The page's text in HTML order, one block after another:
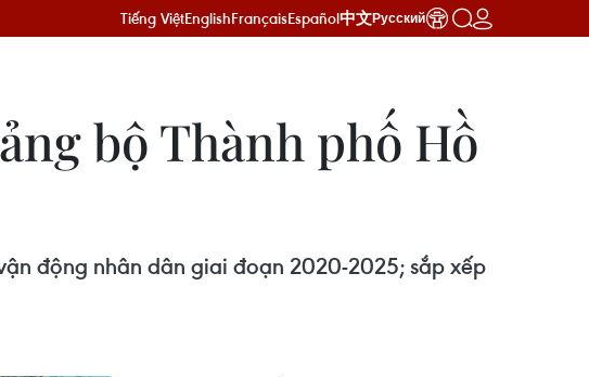
Tiếng ViệtEnglishFrançaisEspañol中文Русский
bộ Thành phố Hồ
động nhân dân giai đoạn 2020-2025; sắp xếp